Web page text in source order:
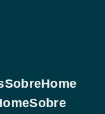
SobreHome
Sobre